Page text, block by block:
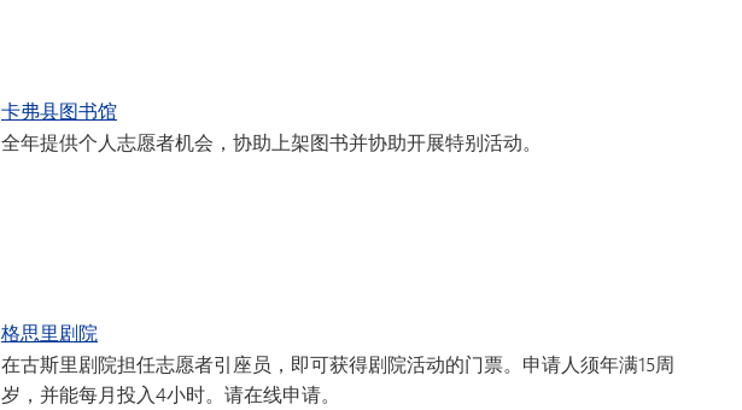
卡弗县图书馆
全年提供个人志愿者机会，协助上架图书并协助开展特别活动。
格思里剧院
在古斯里剧院担任志愿者引座员，即可获得剧院活动的门票。申请人须年满15周
岁，并能每月投入4小时。请在线申请。